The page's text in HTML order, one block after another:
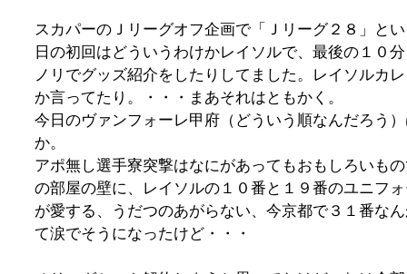
スカパーのＪリーグオフ企画で「Ｊリーグ２８」と
日の初回はどういうわけかレイソルで、最後の１０
ノリでグッズ紹介をしたりしてました。レイソルカ
か言ってたり。・・・まあそれはともかく。
今日のヴァンフォーレ甲府（どういう順なんだろう
か。
アポ無し選手寮突撃はなにがあってもおもしろいも
の部屋の壁に、レイソルの１０番と１９番のユニフ
が愛する、うだつのあがらない、今京都で３１番な
て涙でそうになったけど・・・